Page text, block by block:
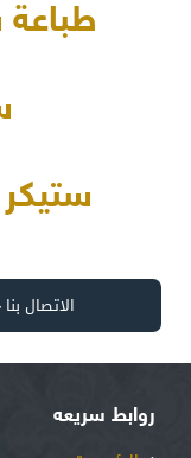
الاتصال بنا
روابط سريعه